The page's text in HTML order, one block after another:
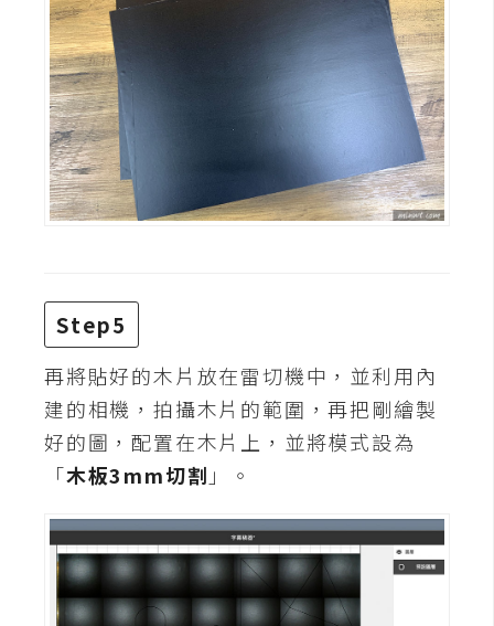
W
o
o
C
o
m
m
e
金
流
物
流
設
主
機
Step5
再將貼好的木片放在雷切機中，並利用內
建的相機，拍攝木片的範圍，再把剛繪製
好的圖，配置在木片上，並將模式設為
「木板3mm切割 」。